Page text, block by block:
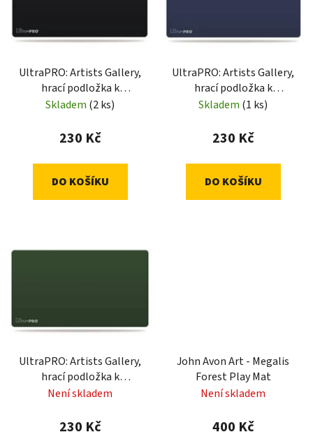
UltraPRO: Artists Gallery,
hrací podložka k
dokreslení - černá
Skladem (2 ks)
230 Kč
DO KOŠÍKU
UltraPRO: Artists Gallery,
hrací podložka k
dokreslení - modrá
Skladem (1 ks)
230 Kč
DO KOŠÍKU
UltraPRO: Artists Gallery,
hrací podložka k
dokreslení - zelená
Není skladem
230 Kč
John Avon Art - Megalis
Forest Play Mat
Není skladem
400 Kč